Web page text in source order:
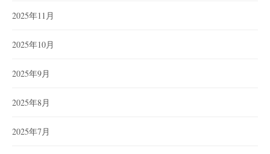
2025年11月
2025年10月
2025年9月
2025年8月
2025年7月